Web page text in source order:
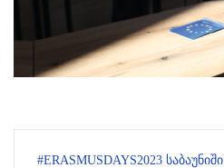
#ERASMUSDAYS2023 ᲡᲐᲑᲐᲣᲜᲘᲨᲘ